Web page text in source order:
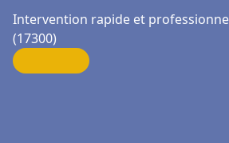
Intervention rapide et
(17300)